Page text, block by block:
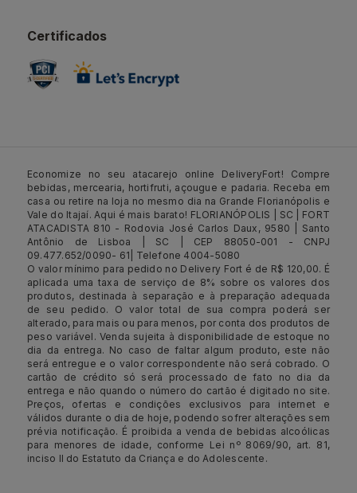
Certificados
Economize no seu atacarejo online DeliveryFort! Compre
bebidas, mercearia, hortifruti, açougue e padaria. Receba em
casa ou retire na loja no mesmo dia na Grande Florianópolis e
Vale do Itajaí. Aqui é mais barato! FLORIANÓPOLIS | SC | FORT
ATACADISTA 810 - Rodovia José Carlos Daux, 9580 | Santo
Antônio de Lisboa | SC | CEP 88050-001 - CNPJ
09.477.652/0090- 61| Telefone 4004-5080
O valor mínimo para pedido no Delivery Fort é de R$ 120,00. É
aplicada uma taxa de serviço de 8% sobre os valores dos
produtos, destinada à separação e à preparação adequada
de seu pedido. O valor total de sua compra poderá ser
alterado, para mais ou para menos, por conta dos produtos de
peso variável. Venda sujeita à disponibilidade de estoque no
dia da entrega. No caso de faltar algum produto, este não
será entregue e o valor correspondente não será cobrado. O
cartão de crédito só será processado de fato no dia da
entrega e não quando o número do cartão é digitado no site.
Preços, ofertas e condições exclusivos para internet e
válidos durante o dia de hoje, podendo sofrer alterações sem
prévia notificação. É proibida a venda de bebidas alcoólicas
para menores de idade, conforme Lei nº 8069/90, art. 81,
inciso II do Estatuto da Criança e do Adolescente.